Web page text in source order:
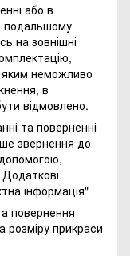
або в
подальшому
на зовнішні
яким неможливо
в
відмовлено.
та поверненні
звернення до
інформація"
повернення
розміру прикраси